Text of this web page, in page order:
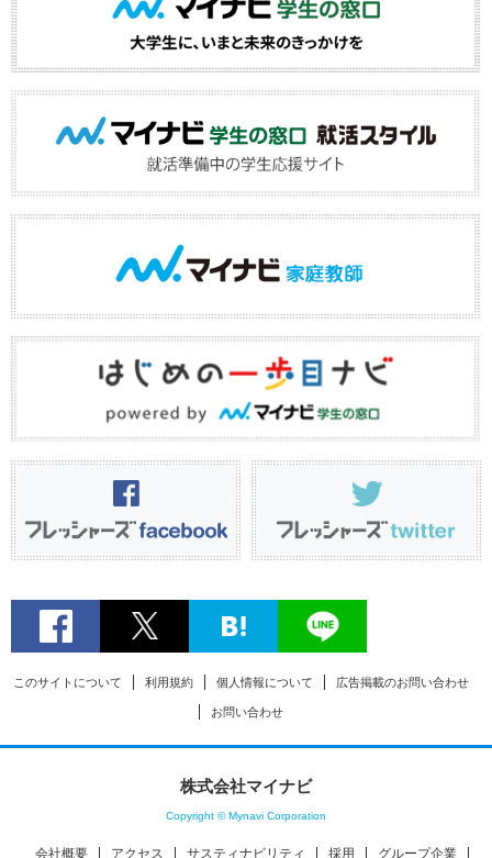
このサイトについて 利用規約 個人情報について 広告掲載のお問い合わせ
お問い合わせ
株式会社マイナビ
Copyright © Mynavi Corporation
会社概要 アクセス サスティナビリティ 採用 グループ企業